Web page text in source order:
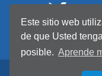
Este sitio web
de que Usted
posible. Aprende